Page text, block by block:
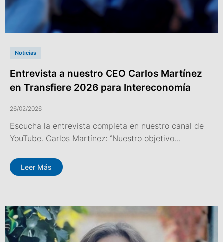
Noticias
Entrevista a nuestro CEO Carlos Martínez
en Transfiere 2026 para Intereconomía
26/02/2026
Escucha la entrevista completa en nuestro canal de
YouTube. Carlos Martínez: “Nuestro objetivo...
Leer Más